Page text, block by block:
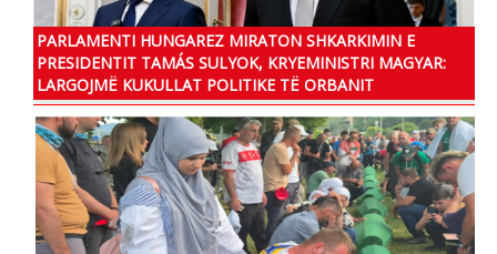
PARLAMENTI HUNGAREZ MIRATON SHKARKIMIN E
PRESIDENTIT TAMÁS SULYOK, KRYEMINISTRI MAGYAR:
LARGOJMË KUKULLAT POLITIKE TË ORBANIT